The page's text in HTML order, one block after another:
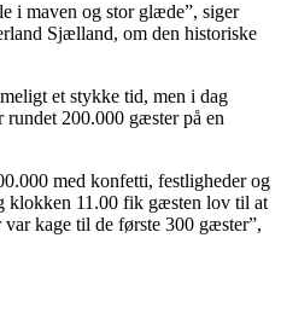
i maven og stor glæde”, siger
Sjælland, om den historiske
et stykke tid, men i dag
200.000 gæster på en
med konfetti, festligheder og
klokken 11.00 fik gæsten lov til at
kage til de første 300 gæster”,